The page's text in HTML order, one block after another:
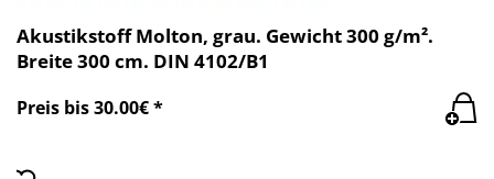
Akustikstoff Molton, grau. Gewicht 300 g/m².
Breite 300 cm. DIN 4102/B1
Preis bis 30.00€ *